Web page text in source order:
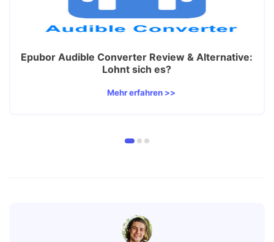
Epubor Audible Converter Review & Alternative:
Lohnt sich es?
Mehr erfahren >>